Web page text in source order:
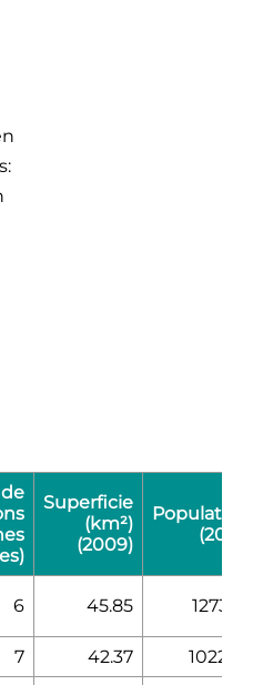
Superficie
(km²)
(2009)
Population
(2018)
6 45.85 127362
7 42.37 102234